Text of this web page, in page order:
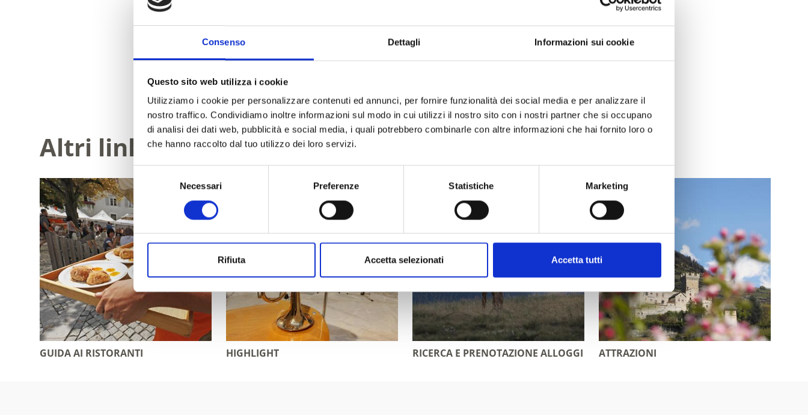
Consenso Dettagli Informazioni sui cookie
Questo sito web utilizza i cookie
Utilizziamo i cookie per personalizzare contenuti ed annunci, per fornire funzionalità dei social media e per analizzare il
nostro traffico. Condividiamo inoltre informazioni sul modo in cui utilizzi il nostro sito con i nostri partner che si occupano
di analisi dei dati web, pubblicità e social media, i quali potrebbero combinarle con altre informazioni che hai fornito loro o
che hanno raccolto dal tuo utilizzo dei loro servizi.
del
Necessari Preferenze Statistiche Marketing
Rifiuta Accetta selezionati Accetta tutti
Altri link interessanti
GUIDA AI RISTORANTI HIGHLIGHT RICERCA E PRENOTAZIONE ALLOGGI ATTRAZIONI